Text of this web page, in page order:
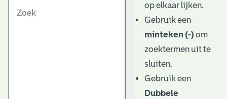
op elkaar lijken.
Gebruik een
minteken (-) om
zoektermen uit te
sluiten.
Gebruik een
Dubbele